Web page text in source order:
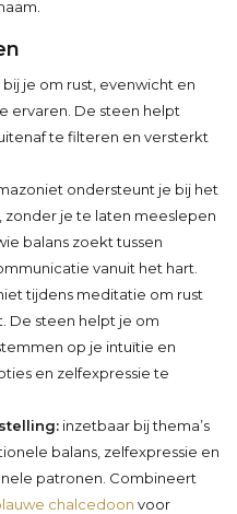
je om rust, evenwicht en
ervaren. De steen helpt
te filteren en versterkt
ondersteunt je bij het
zonder je te laten meeslepen
balans zoekt tussen
vanuit het hart.
tijdens meditatie om rust
De steen helpt je om
op je intuïtie en
en zelfexpressie te
inzetbaar bij thema’s
balans, zelfexpressie en
patronen. Combineert
chalcedoon voor